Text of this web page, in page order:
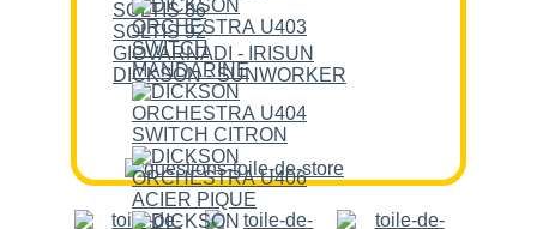
SOLTIS 86
SOLTIS 92
GIOVARNADI - IRISUN
DICKSON - SUNWORKER